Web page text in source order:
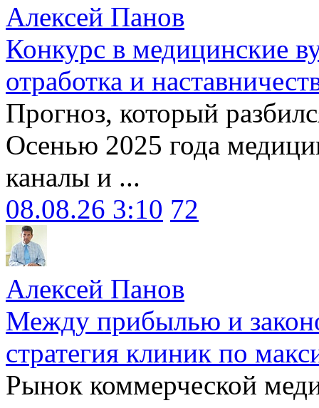
Алексей Панов
Конкурс в медицинские
отработка и
Прогноз, который
Осенью 2025 года
каналы и ...
08.08.26 3:10 72
Алексей Панов
Между прибылью и
стратегия клиник по
Рынок коммерческой